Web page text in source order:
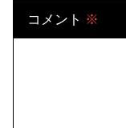
コメント ※